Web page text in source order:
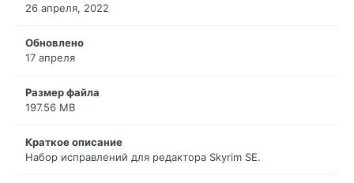
26 апреля, 2022
Обновлено
17 апреля
Размер файла
197.56 MB
Краткое описание
Набор исправлений для редактора Skyrim SE.